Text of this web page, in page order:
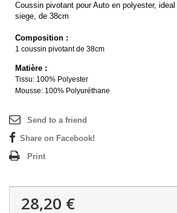
Coussin pivotant pour Auto en polyester,
siege, de 38cm
Composition :
1 coussin pivotant de 38cm
Matière :
Tissu: 100% Polyester
Mousse: 100% Polyuréthane
Send to a friend
Share on Facebook!
Print
28,20 €